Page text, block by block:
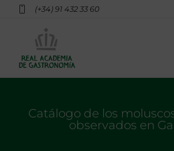
(+34) 91 432 33 60
Catálogo de los
observados en